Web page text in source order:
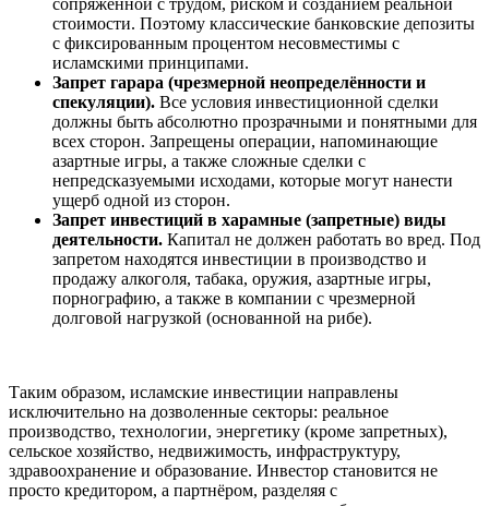
стоимости. Поэтому классические банковские депозиты
с фиксированным процентом несовместимы с
исламскими принципами.
Запрет гарара (чрезмерной неопределённости и
спекуляции). Все условия инвестиционной сделки
должны быть абсолютно прозрачными и понятными для
всех сторон. Запрещены операции, напоминающие
азартные игры, а также сложные сделки с
непредсказуемыми исходами, которые могут нанести
ущерб одной из сторон.
Запрет инвестиций в харамные (запретные) виды
деятельности. Капитал не должен работать во вред. Под
запретом находятся инвестиции в производство и
продажу алкоголя, табака, оружия, азартные игры,
порнографию, а также в компании с чрезмерной
долговой нагрузкой (основанной на рибе).
Таким образом, исламские инвестиции направлены
исключительно на дозволенные секторы: реальное
производство, технологии, энергетику (кроме запретных),
сельское хозяйство, недвижимость, инфраструктуру,
здравоохранение и образование. Инвестор становится не
просто кредитором, а партнёром, разделяя с